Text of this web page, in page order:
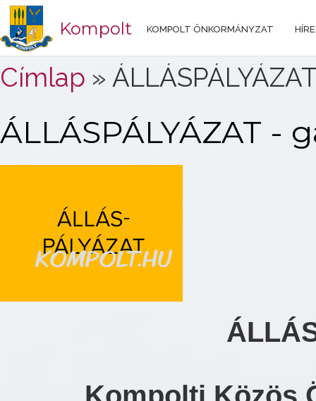
Kompolt KOMPOLT ÖNKORMÁNYZAT
Jelenlegi hely
Címlap »
ÁLLÁSPÁLYÁZAT -